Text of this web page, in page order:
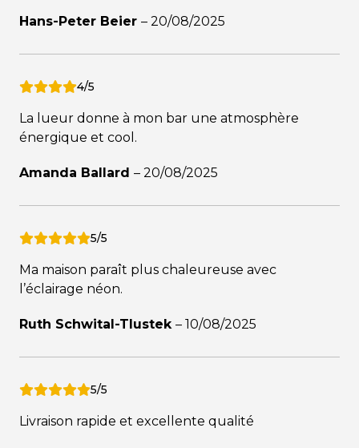
Hans-Peter Beier – 20/08/2025
4/5
La lueur donne à mon bar une atmosphère
énergique et cool.
Amanda Ballard – 20/08/2025
5/5
Ma maison paraît plus chaleureuse avec
l’éclairage néon.
Ruth Schwital-Tlustek – 10/08/2025
5/5
Livraison rapide et excellente qualité